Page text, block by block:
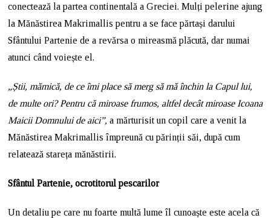
conectează la partea continentală a Greciei. Mulți pelerine ajung
la Mănăstirea Makrimallis pentru a se face părtași darului
Sfântului Partenie de a revărsa o mireasmă plăcută, dar numai
atunci când voiește el.
„Știi, mămică, de ce îmi place să merg să mă închin la Capul lui,
de multe ori? Pentru că miroase frumos, altfel decât miroase Icoana
Maicii Domnului de aici”, a mărturisit un copil care a venit la
Mănăstirea Makrimallis împreună cu părinții săi, după cum
relatează stareța mănăstirii.
Sfântul Partenie, ocrotitorul pescarilor
Un detaliu pe care nu foarte multă lume îl cunoaște este acela că